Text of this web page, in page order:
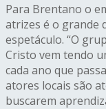
Para Brentano o
atrizes é o grande
espetáculo. “O
Cristo vem tendo
cada ano que
atores locais são
buscarem